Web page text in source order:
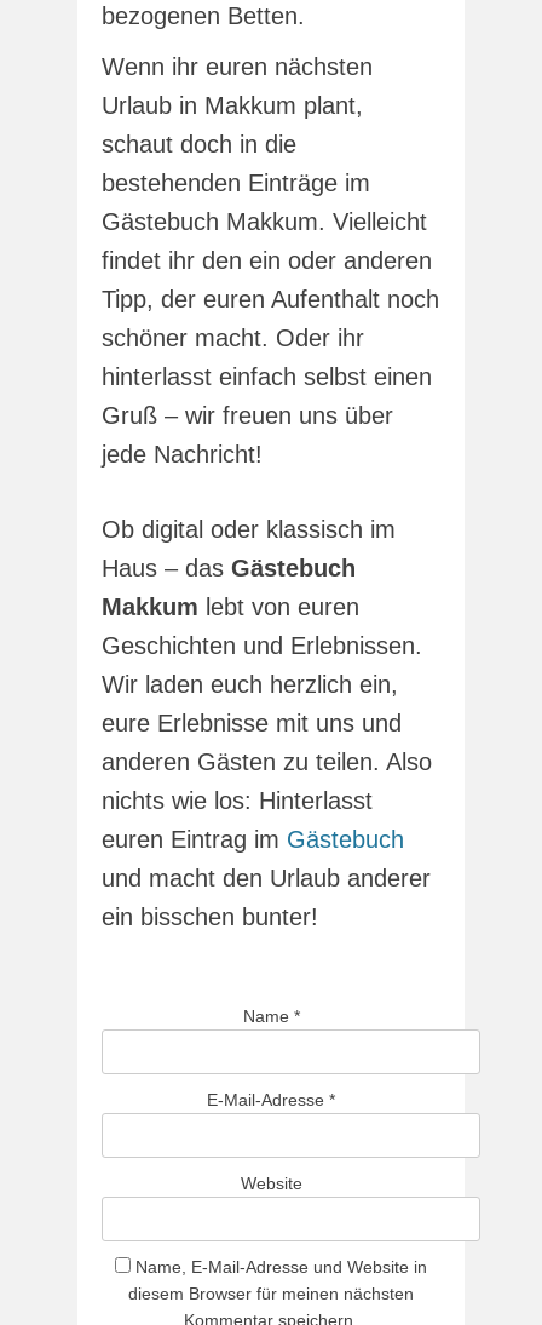
bezogenen Betten.
Wenn ihr euren nächsten
Urlaub in Makkum plant,
schaut doch in die
bestehenden Einträge im
Gästebuch Makkum. Vielleicht
findet ihr den ein oder anderen
Tipp, der euren Aufenthalt noch
schöner macht. Oder ihr
hinterlasst einfach selbst einen
Gruß – wir freuen uns über
jede Nachricht!
Ob digital oder klassisch im
Haus – das Gästebuch
Makkum lebt von euren
Geschichten und Erlebnissen.
Wir laden euch herzlich ein,
eure Erlebnisse mit uns und
anderen Gästen zu teilen. Also
nichts wie los: Hinterlasst
euren Eintrag im Gästebuch
und macht den Urlaub anderer
ein bisschen bunter!
Name *
E-Mail-Adresse *
Website
Name, E-Mail-Adresse und Website in
diesem Browser für meinen nächsten
Kommentar speichern.